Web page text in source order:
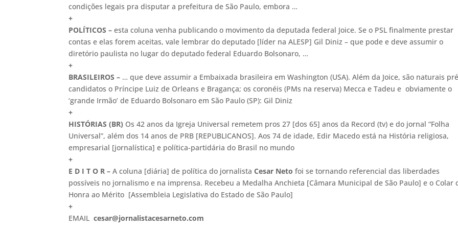
condições legais pra disputar a prefeitura de São Paulo, embora …
+
POLÍTICOS –esta coluna venha publicando o movimento da deputada federal Joice. Se o PSL finalmente prestar
contas e elas forem aceitas, vale lembrar do deputado [líder na ALESP] Gil Diniz – que pode e deve assumir o
diretório paulista no lugar do deputado federal Eduardo Bolsonaro, …
+
BRASILEIROS – … que deve assumir a Embaixada brasileira em Washington (USA). Além da Joice, são naturais
candidatos o Príncipe Luiz de Orleans e Bragança; os coronéis (PMs na reserva) Mecca e Tadeu e obviamente o
‘grande Irmão’ de Eduardo Bolsonaro em São Paulo (SP): Gil Diniz
+
HISTÓRIAS (BR) Os 42 anos da Igreja Universal remetem pros 27 [dos 65] anos da Record (tv) e do jornal “Folha
Universal”, além dos 14 anos de PRB [REPUBLICANOS]. Aos 74 de idade, Edir Macedo está na História religiosa,
empresarial [jornalística] e política-partidária do Brasil no mundo
+
E D I T O R –A coluna [diária] de política do jornalistaCesar Neto foi se tornando referencial das liberdades
possíveis no jornalismo e na imprensa. Recebeu a Medalha Anchieta [Câmara Municipal de São Paulo] e o Colar
Honra ao Mérito [Assembleia Legislativa do Estado de São Paulo]
+
EMAILcesar@jornalistacesarneto.com